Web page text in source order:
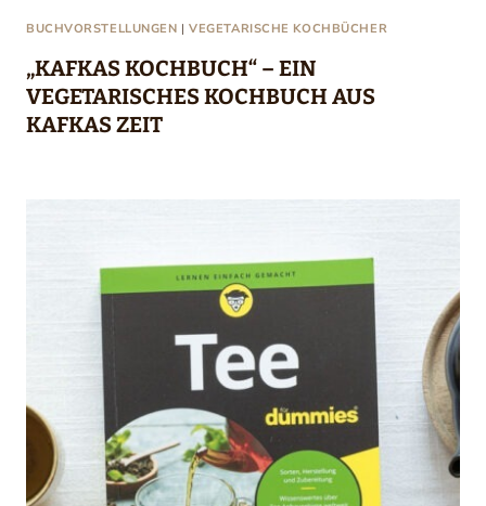
BUCHVORSTELLUNGEN |VEGETARISCHE KOCHBÜCHER
„KAFKAS KOCHBUCH“ – EIN
VEGETARISCHES KOCHBUCH AUS
KAFKAS ZEIT